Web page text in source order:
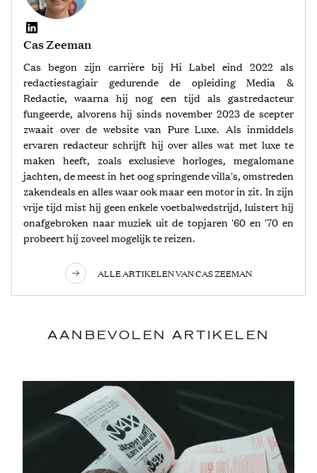
Cas Zeeman
Cas begon zijn carrière bij Hi Label eind 2022 als
redactiestagiair gedurende de opleiding Media &
Redactie, waarna hij nog een tijd als gastredacteur
fungeerde, alvorens hij sinds november 2023 de scepter
zwaait over de website van Pure Luxe. Als inmiddels
ervaren redacteur schrijft hij over alles wat met luxe te
maken heeft, zoals exclusieve horloges, megalomane
jachten, de meest in het oog springende villa's, omstreden
zakendeals en alles waar ook maar een motor in zit. In zijn
vrije tijd mist hij geen enkele voetbalwedstrijd, luistert hij
onafgebroken naar muziek uit de topjaren '60 en '70 en
probeert hij zoveel mogelijk te reizen.
ALLE ARTIKELEN VAN CAS ZEEMAN
AANBEVOLEN ARTIKELEN